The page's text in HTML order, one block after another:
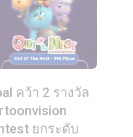
คว้า 2 รางวัล
ยกระดับ